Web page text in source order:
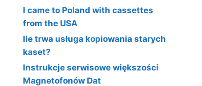
I came to Poland with cassettes
from the USA
Ile trwa usługa kopiowania starych
kaset?
Instrukcje serwisowe większości
Magnetofonów Dat